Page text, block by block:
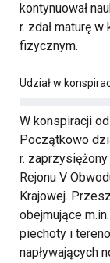
kontynuował
r. zdał maturę
fizycznym.
Udział w
W konspiracji
Początkowo
r. zaprzysiężony
Rejonu V
Krajowej.
obejmujące
piechoty i
napływających